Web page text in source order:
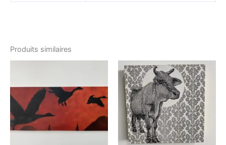
Produits similaires